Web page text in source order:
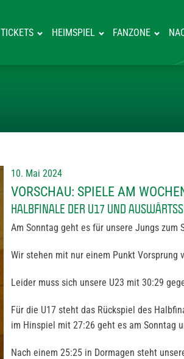
TICKETS HEIMSPIEL FANZONE
10. Mai 2024
VORSCHAU: SPIELE AM
HALBFINALE DER U17 UND
Am Sonntag geht es für unsere Jungs zum
Wir stehen mit nur einem Punkt Vorsprung
Leider muss sich unsere U23 mit 30:29
Für die U17 steht das Rückspiel des
im Hinspiel mit 27:26 geht es am Sonntag
Nach einem 25:25 in Dormagen steht